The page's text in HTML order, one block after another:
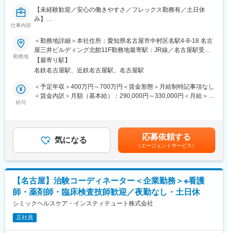
変更の範囲：会社の定める業務
【フレキシブルに働きやすい環境】
・全国約6,300施設のネットワークを持つため、ご自宅近くや家族
・入社日から有給休暇付与のため、家庭事情やライフイベントが
あっても問題ありません。
・産前産後休暇それぞれ8週間（妊娠中時短勤務あり）／子供が3
歳になるまで育児休業取得可能。育休所得者は平成29年12月現在
・経験豊富な社員に相談できる職場の相談窓口あり。
・女性管理職55％（日本平均12％）、社員の男女比1：9と女性が
国内最大手SMO：EPSグループに属し、売上140億円超と業界内
で圧倒的トップを誇る企業です（業界シェア40％）。大手製薬企
業から「プリファードSMO」として第一選択肢に指名されてお
り、業界内での信頼があります。日本の三大疾病の筆頭として治
験薬や治療法が開発されるがん分野においては、治験実施には高
度な専門知識が求められるため、専門教育をうけたCRCを育成し
ています。
変更の範囲：会社の定める業務
仕事内容
【未経験歓迎／安心の働きやすさ／フレックス勤務有／土日休
み】
■業務詳細／治験コーディネーター（CRCって何？）
新しい薬や治療法が安全で効果的かどうかを確かめるための臨床
試験（治験）をサポートする仕事です。
＜具体的に＞
患者さんが治験に参加する手続きを助けたり、治験中のデータを
収集・管理をします。
に貢献できるやりがいのある仕事です。
※担当する医療機関に常駐しての業務となります。
患者さんに治験の内容をわかりやすく説明したり、医師や看護師
と連携することで伝える力が身に付きます。
（2）スケジュール管理力：
治験には決まった検査や診察の予定があるため、患者さんが無理
なく通えるように予定を調整する力が身につきます。
（3）医療の知識：
薬の種類や副作用、検査の内容など、医療に関する知識が自然と
勤務地
＜勤務地詳細＞本社住所：愛知県名古屋市中村区名駅4-8-18 名古
屋三井ビルディング北館11F勤務地最寄駅：JR線／名古屋駅受動
喫煙対策：屋内全面禁煙変更の範囲：会社の定める事業所
【最寄り駅】
名鉄名古屋駅、近鉄名古屋駅、名古屋駅
給与
＜予定年収＞400万円～700万円＜賃金形態＞月給制特記事項なし
＜賃金内訳＞月額（基本給）：290,000円～330,000円＜月給＞
があります。月給(月額)は固定手当を含めた表記です。
気になる 応募依頼する
（エージェントサービス）
【名古屋】治験コーディネーター＜企業勤務＞※看護
師・薬剤師・臨床検査技師歓迎／夜勤なし・土日休
シミックヘルスケア・インスティテュート株式会社
正社員